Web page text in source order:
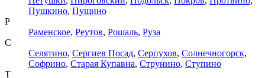
Пушкино, Пущино
Р
Раменское, Реутов, Рошаль, Руза
С
Селятино, Сергиев Посад, Серпухов, Солнечногорск,
Софрино, Старая Купавна, Струнино, Ступино
Т